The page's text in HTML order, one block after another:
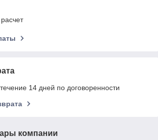
14 дней по договоренности
компании